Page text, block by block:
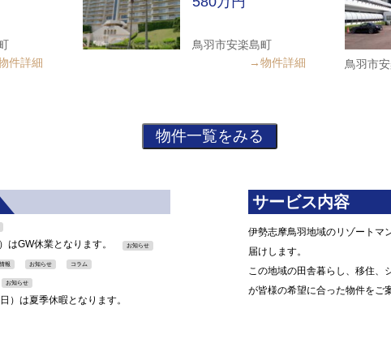
件詳細
鳥羽市安楽島町
→物件詳細
鳥羽市
はGW休業となります。 お知らせ
報 お知らせ コラム
お知らせ
）は夏季休暇となります。
サービス内容
伊勢志摩鳥羽地域のリゾートマ
届けします。
この地域の田舎暮らし、移住、
が皆様の希望に合った物件をご